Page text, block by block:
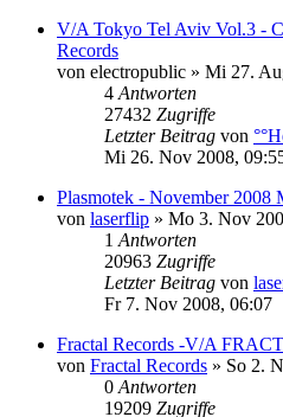
V/A Tokyo Tel Aviv Vol.3 -
Records
von electropublic » Mi 27.
4 Antworten
27432 Zugriffe
Letzter Beitrag von
Mi 26. Nov 2008,
Plasmotek - November 2008
von laserflip » Mo 3. Nov
1 Antworten
20963 Zugriffe
Letzter Beitrag von
Fr 7. Nov 2008, 06:07
Fractal Records -V/A
von Fractal Records » So 2.
0 Antworten
19209 Zugriffe